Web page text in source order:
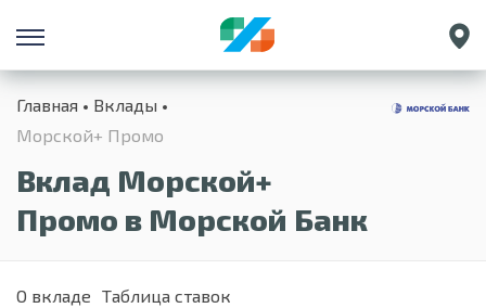
Санкт-Петербург
Екатеринбург
Главная
Вклады
Морской+ Промо
Вклад Морской+
Промо в Морской Банк
О вкладе Таблица ставок